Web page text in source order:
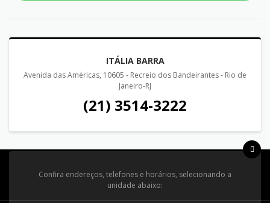
ITÁLIA BARRA
Avenida das Américas, 10605 - Recreio dos Bandeirantes - Rio de
Janeiro-RJ
(21) 3514-3222
Confira endereços, telefones e horários, selecionando a
unidade abaixo: